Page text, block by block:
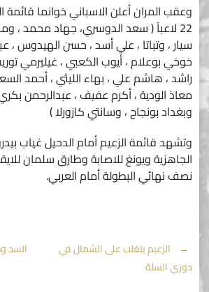
وعقب المران أعلن الاسباني خوانما قائمة
22 لاعباً ( سعد الدوسري، جهاد محمد ،
سيار ، وتباتا ، علي أسد ، حسن الهيدوس ،
خوخي بوعلام ، أيوب الكعبي ، غيليرمي
راشد ، هاشم علي ، بهاء الليثي ، أحمد
معاذ الودية ، أكرم عفيف ، عبدالرحمن
وبغداد بونجاح ، وسانتي كازورلا )
وتشهد قائمة الزعيم أمام الدحيل غياب
الجاهزية ويونغ للاصابة وطارق سلمان
نصف نهائي البطولة أمام العربي.
Post
←
الزعيم يتغلب على الشمال في
دوري السلة
السد